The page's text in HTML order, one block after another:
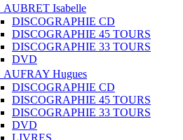
AUBRET Isabelle
DISCOGRAPHIE CD
DISCOGRAPHIE 45 TOURS
DISCOGRAPHIE 33 TOURS
DVD
AUFRAY Hugues
DISCOGRAPHIE CD
DISCOGRAPHIE 45 TOURS
DISCOGRAPHIE 33 TOURS
DVD
LIVRES